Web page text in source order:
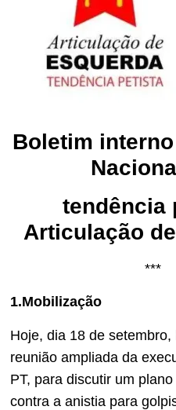
Boletim
tendência
Articulação
***
1.Mobilização
Hoje, dia 18 de setembro,
reunião ampliada da
PT, para discutir um
contra a anistia para